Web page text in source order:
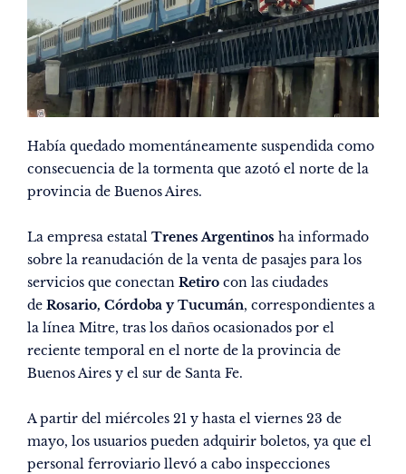
Había quedado momentáneamente suspendida como
consecuencia de la tormenta que azotó el norte de la
provincia de Buenos Aires.
La empresa estatal Trenes Argentinos ha informado
sobre la reanudación de la venta de pasajes para los
servicios que conectan Retiro con las ciudades
de Rosario, Córdoba y Tucumán, correspondientes a
la línea Mitre, tras los daños ocasionados por el
reciente temporal en el norte de la provincia de
Buenos Aires y el sur de Santa Fe.
A partir del miércoles 21 y hasta el viernes 23 de
mayo, los usuarios pueden adquirir boletos, ya que el
personal ferroviario llevó a cabo inspecciones